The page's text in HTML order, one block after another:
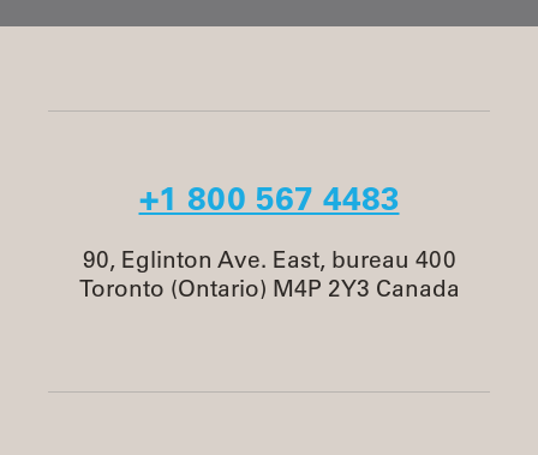
+1 800 567 4483
90, Eglinton Ave. East, bureau 400
Toronto (Ontario) M4P 2Y3 Canada